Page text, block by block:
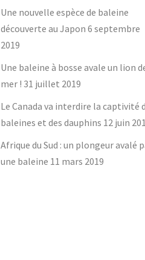
Une nouvelle espèce de baleine
découverte au Japon 6 septembre
2019
Une baleine à bosse avale un lion
mer ! 31 juillet 2019
Le Canada va interdire la captivité
baleines et des dauphins 12 juin
Afrique du Sud : un plongeur avalé
une baleine 11 mars 2019